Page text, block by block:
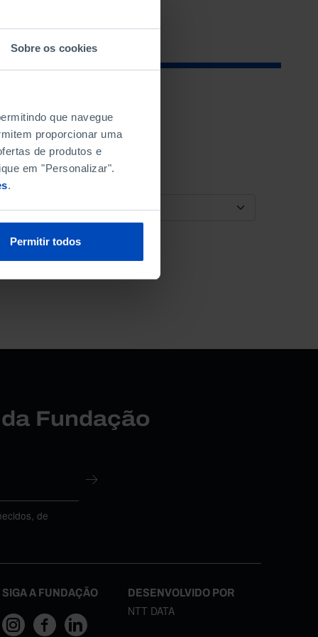
Sobre os cookies
que navegue
proporcionar uma
de produtos e
em "Personalizar".
.
Permitir todos
ORDENAR POR
Fundação
de
SIGA A FUNDAÇÃO DESENVOLVIDO POR
NTT DATA